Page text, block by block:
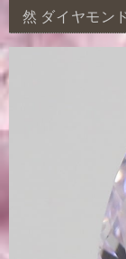
然 ダイヤモン